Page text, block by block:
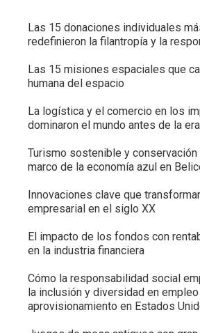
Las 15 donaciones individuales
redefinieron la filantropía y la
Las 15 misiones espaciales que
humana del espacio
La logística y el comercio en los
dominaron el mundo antes de la
Turismo sostenible y conservación
marco de la economía azul en
Innovaciones clave que
empresarial en el siglo XX
El impacto de los fondos con
en la industria financiera
Cómo la responsabilidad social
la inclusión y diversidad en
aprovisionamiento en Estados